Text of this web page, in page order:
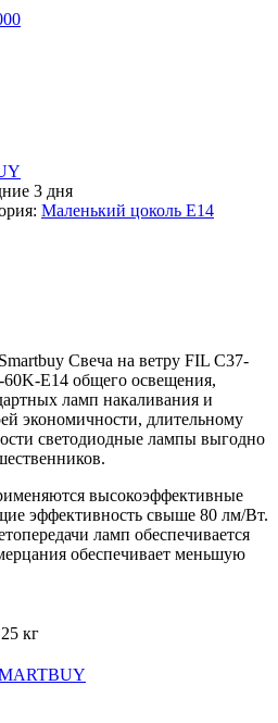
3 дня
Маленький цоколь Е14
Свеча на ветру FIL C37-
E14 общего освещения,
ламп накаливания и
экономичности, длительному
светодиодные лампы выгодно
высокоэффективные
эффективность свыше 80 лм/Вт.
ламп обеспечивается
обеспечивает меньшую
кг